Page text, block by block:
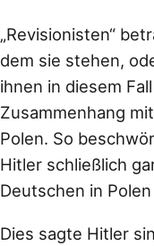
„Revisionisten“
dem sie stehen,
ihnen in diesem
Zusammenhang
Polen. So
Hitler schließlich
Deutschen in
Dies sagte Hitler